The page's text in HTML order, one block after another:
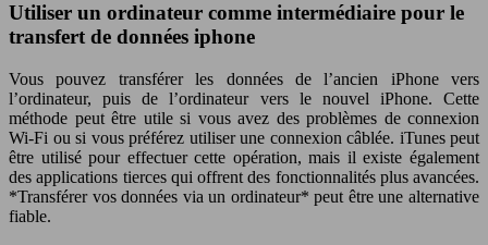
Utiliser un ordinateur comme intermédiaire pour le
transfert de données iphone
Vous pouvez transférer les données de l’ancien iPhone vers
l’ordinateur, puis de l’ordinateur vers le nouvel iPhone. Cette
méthode peut être utile si vous avez des problèmes de connexion
Wi-Fi ou si vous préférez utiliser une connexion câblée. iTunes peut
être utilisé pour effectuer cette opération, mais il existe également
des applications tierces qui offrent des fonctionnalités plus avancées.
*Transférer vos données via un ordinateur* peut être une alternative
fiable.